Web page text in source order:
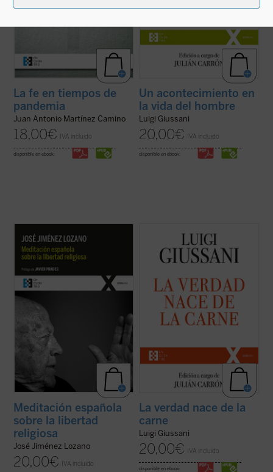
La fe en tiempos de
pandemia
Juan Antonio Martínez Camino
18,00€ IVA incluido
disponible en ebook:
Un acontecimiento en
la vida del hombre
Luigi Giussani
20,00€ IVA incluido
disponible en ebook:
Sirva la reedición de esta primera obra de
Jiménez Lozano como pequeño homenaje
a su figura. Tal y como señala D. Javier
Prades, prologuista de esta nueva edición,
una especie de pequeña ...
Meditación española
sobre la libertad
religiosa
José Jiménez Lozano
20,00€ IVA incluido
Este libro recoge las lecciones
pronunciadas por Giussani en los
Ejercicios Espirituales de la Fraternidad de
Comunión y Liberación celebrados entre
1988 y 1990. ¿Qué es el cristianismo sino
por su ...
(ver ficha)
La verdad nace de la
carne
Luigi Giussani
20,00€ IVA incluido
disponible en ebook: